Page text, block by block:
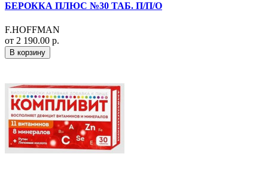
БЕРОККА ПЛЮС №30 ТАБ. П/П/О
F.HOFFMAN
от 2 190.00 р.
В корзину